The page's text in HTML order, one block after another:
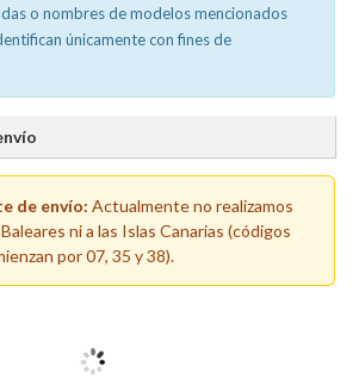
o nombres de modelos mencionados
únicamente con fines de
de envío: Actualmente no realizamos
ni a las Islas Canarias (códigos
por 07, 35 y 38).